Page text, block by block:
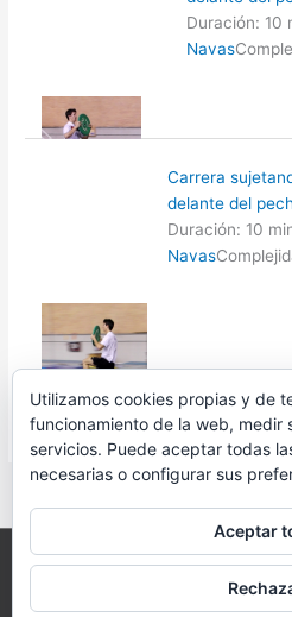
Duración: 10
Navas
Carrera
delante del
Duración: 10
Navas
Copyright © 2026 Javi Navas
Utilizamos cookies propias y de
funcionamiento de la web, medir
servicios. Puede aceptar todas
necesarias o configurar sus
Aceptar